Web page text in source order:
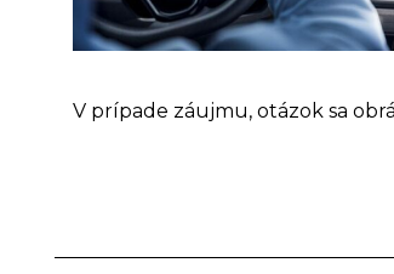
V prípade záujmu, otázok sa